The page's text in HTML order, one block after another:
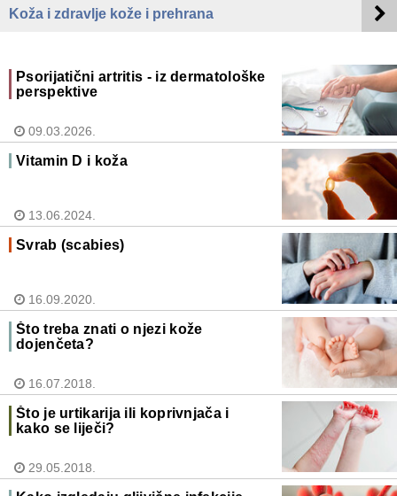
Koža i zdravlje kože i prehrana
Psorijatični artritis - iz dermatološke
perspektive
09.03.2026.
Vitamin D i koža
13.06.2024.
Svrab (scabies)
16.09.2020.
Što treba znati o njezi kože
dojenčeta?
16.07.2018.
Što je urtikarija ili koprivnjača i
kako se liječi?
29.05.2018.